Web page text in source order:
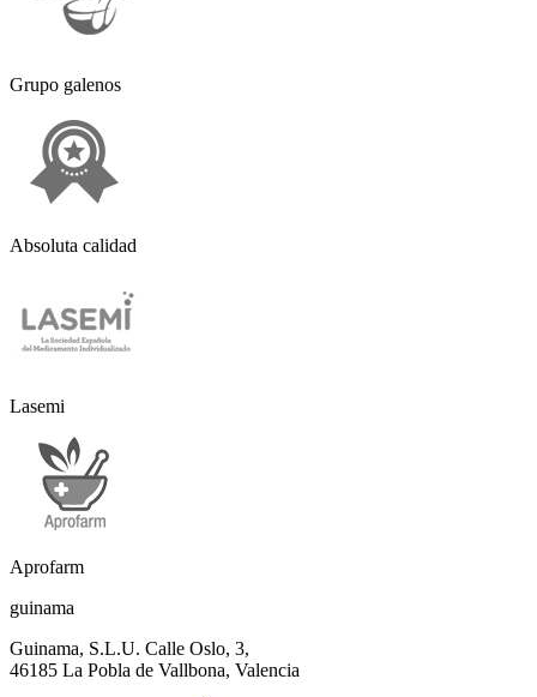
Grupo galenos
Absoluta calidad
Lasemi
Aprofarm
guinama
Guinama, S.L.U. Calle Oslo, 3,
46185 La Pobla de Vallbona, Valencia